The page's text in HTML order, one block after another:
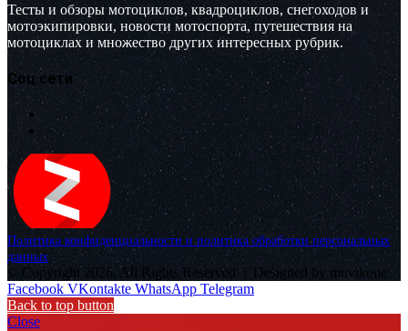
Тесты и обзоры мотоциклов, квадроциклов, снегоходов и
мотоэкипировки, новости мотоспорта, путешествия на
мотоциклах и множество других интересных рубрик.
Соц.сети
Политика конфиденциальности и политика обработки персональных
данных
© Copyright 2026, All Rights Reserved |
Designed by muvikone
Facebook VKontakte WhatsApp Telegram
Back to top button
Close